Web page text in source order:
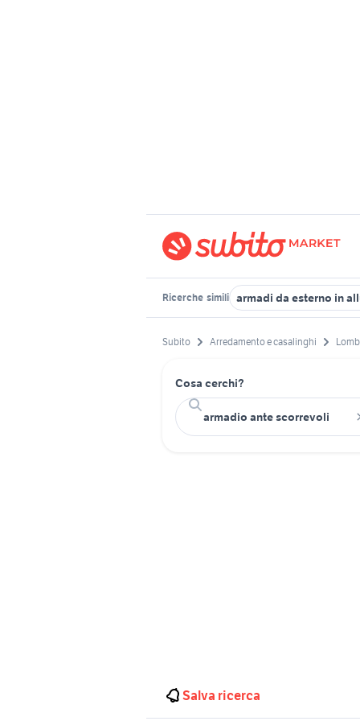
Ricerche simili armadi da esterno in
Subito Arredamento e casalinghi
Cosa cerchi?
Salva ricerca